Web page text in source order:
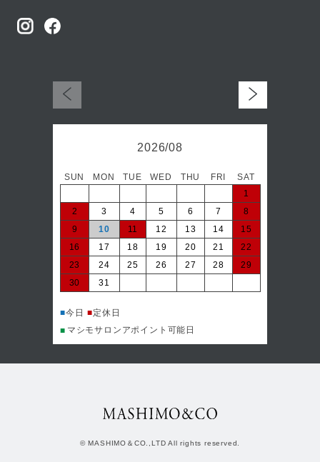
2026/08
SUN MON TUE WED THU FRI
SAT
1
2
3 4 5 6 7
8
9
10 11 12 13 14
15
16
17 18 19 20 21
22
23
24 25 26 27 28
29
30
31
■今日 ■定休日
■ マシモサロンアポイント可能日
© MASHIMO＆CO.,LTD All rights reserved.